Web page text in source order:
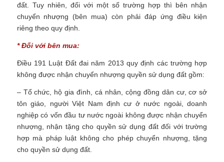
đất. Tuy nhiên, đối với một số trường hợp thì bên nhận
chuyển nhượng (bên mua) còn phải đáp ứng điều kiện
riêng theo quy định.
* Đối với bên mua:
Điều 191 Luật Đất đai năm 2013 quy định các trường hợp
không được nhận chuyển nhượng quyền sử dụng đất gồm:
– Tổ chức, hộ gia đình, cá nhân, cộng đồng dân cư, cơ sở
tôn giáo, người Việt Nam định cư ở nước ngoài, doanh
nghiệp có vốn đầu tư nước ngoài không được nhận chuyển
nhượng, nhận tặng cho quyền sử dụng đất đối với trường
hợp mà pháp luật không cho phép chuyển nhượng, tặng
cho quyền sử dụng đất.